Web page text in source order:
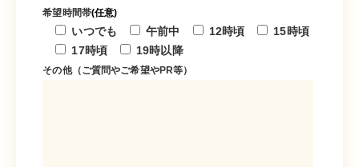
【基本給】245,000円～300,000円
【手当】
資格手当 正看護師10,000円
【時給】1,300円〜1,500円
待遇
昇給あり（1時間あたり〜100円 前年度実績）
希望時間帯(任意)
いつでも 午前中 12時頃
15時頃
17時頃
19時以降
その他（ご質問やご希望やPR等）